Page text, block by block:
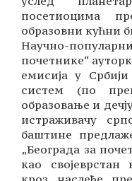
посетиоцима
образовни кућни
Научно-
почетнике“
емисија у
систем (по
образовање и
истраживачу
баштине
„Београда за
као својеврстан